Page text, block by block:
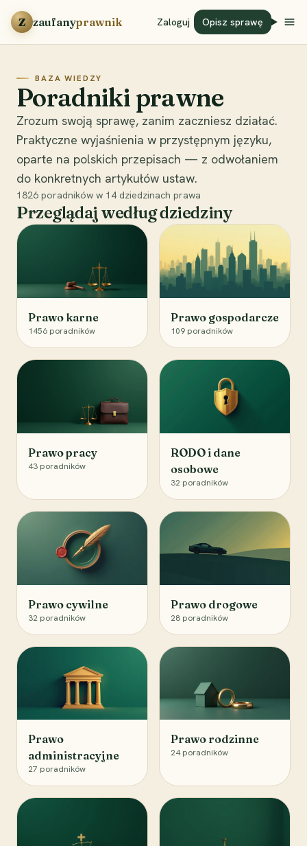
Przejdź do treści
Z zaufanyprawnik Zaloguj Opisz sprawę
BAZA WIEDZY
Poradniki prawne
Zrozum swoją sprawę, zanim zaczniesz działać.
Praktyczne wyjaśnienia w przystępnym języku,
oparte na polskich przepisach — z odwołaniem
do konkretnych artykułów ustaw.
1826 poradników w 14 dziedzinach prawa
Przeglądaj według dziedziny
Prawo karne
1456 poradników
Prawo gospodarcze
109 poradników
Prawo pracy
43 poradników
RODO i dane
osobowe
32 poradników
Prawo cywilne
32 poradników
Prawo drogowe
28 poradników
Prawo
administracyjne
27 poradników
Prawo rodzinne
24 poradników